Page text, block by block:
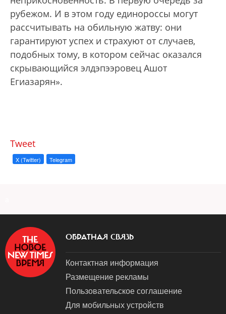
рубежом. И в этом году единороссы могут
рассчитывать на обильную жатву: они
гарантируют успех и страхуют от случаев,
подобных тому, в котором сейчас оказался
скрывающийся элдэпээровец Ашот
Егиазарян».
Tweet
X (Twitter) Telegram
ОБРАТНАЯ СВЯЗЬ
Контактная информация
Размещение рекламы
Пользовательское соглашение
Для мобильных устройств